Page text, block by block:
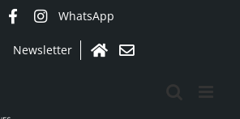
WhatsApp
Newsletter
AccueilContact